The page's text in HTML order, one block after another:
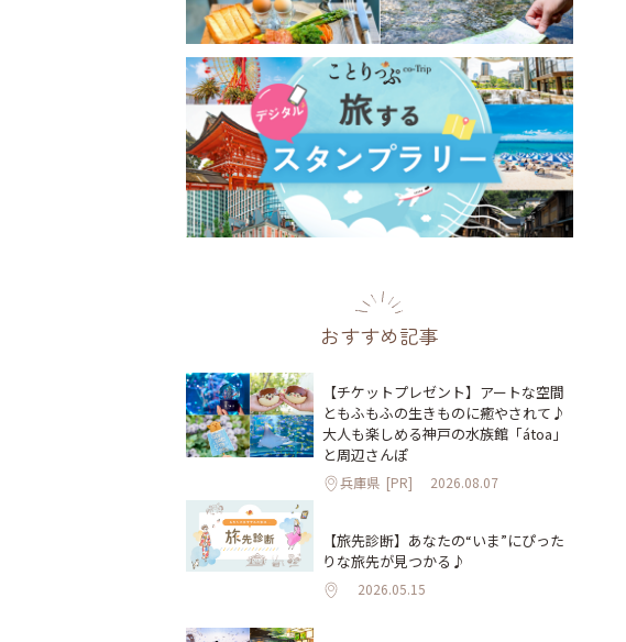
おすすめ記事
【チケットプレゼント】アートな空間
ともふもふの生きものに癒やされて♪
大人も楽しめる神戸の水族館「átoa」
と周辺さんぽ
兵庫県 [PR] 2026.08.07
【旅先診断】あなたの“いま”にぴった
りな旅先が見つかる♪
2026.05.15